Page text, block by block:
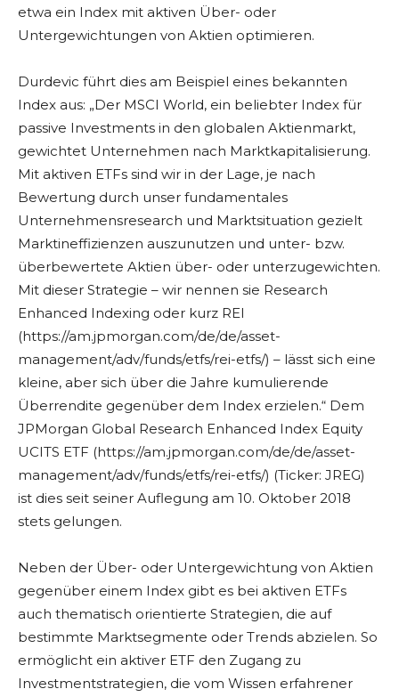
etwa ein Index mit aktiven Über- oder
Untergewichtungen von Aktien optimieren.
Durdevic führt dies am Beispiel eines bekannten
Index aus: „Der MSCI World, ein beliebter Index für
passive Investments in den globalen Aktienmarkt,
gewichtet Unternehmen nach Marktkapitalisierung.
Mit aktiven ETFs sind wir in der Lage, je nach
Bewertung durch unser fundamentales
Unternehmensresearch und Marktsituation gezielt
Marktineffizienzen auszunutzen und unter- bzw.
überbewertete Aktien über- oder unterzugewichten.
Mit dieser Strategie – wir nennen sie Research
Enhanced Indexing oder kurz REI
(https://am.jpmorgan.com/de/de/asset-
management/adv/funds/etfs/rei-etfs/) – lässt sich eine
kleine, aber sich über die Jahre kumulierende
Überrendite gegenüber dem Index erzielen.“ Dem
JPMorgan Global Research Enhanced Index Equity
UCITS ETF (https://am.jpmorgan.com/de/de/asset-
management/adv/funds/etfs/rei-etfs/) (Ticker: JREG)
ist dies seit seiner Auflegung am 10. Oktober 2018
stets gelungen.
Neben der Über- oder Untergewichtung von Aktien
gegenüber einem Index gibt es bei aktiven ETFs
auch thematisch orientierte Strategien, die auf
bestimmte Marktsegmente oder Trends abzielen. So
ermöglicht ein aktiver ETF den Zugang zu
Investmentstrategien, die vom Wissen erfahrener